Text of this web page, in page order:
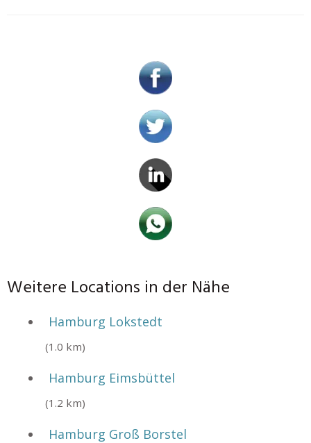
Weitere Locations in der Nähe
Hamburg Lokstedt
(1.0 km)
Hamburg Eimsbüttel
(1.2 km)
Hamburg Groß Borstel